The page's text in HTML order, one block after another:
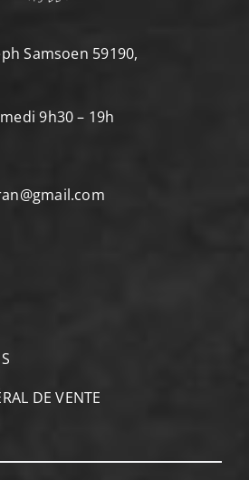
Samsoen 59190,
9h30 – 19h
DE VENTE